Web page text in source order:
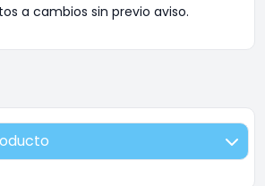
a cambios sin previo aviso.